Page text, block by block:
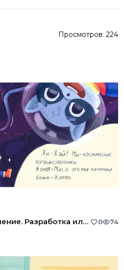
Просмотров: 224
Космическое приключение. Разработка иллюстраций 0 74